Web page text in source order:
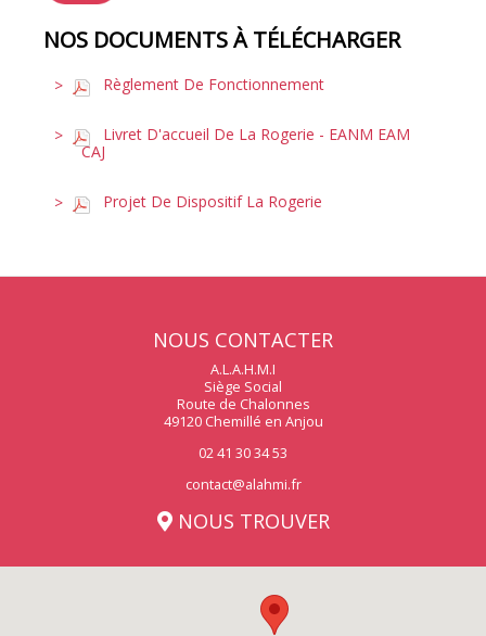
NOS DOCUMENTS À TÉLÉCHARGER
Règlement De Fonctionnement
Livret D'accueil De La Rogerie - EANM EAM
CAJ
Projet De Dispositif La Rogerie
NOUS CONTACTER
A.L.A.H.M.I
Siège Social
Route de Chalonnes
49120 Chemillé en Anjou
02 41 30 34 53
contact@alahmi.fr
NOUS TROUVER